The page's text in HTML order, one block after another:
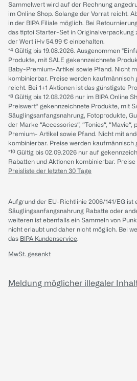
Sammelwert wird auf der Rechnung
im Online Shop. Solange der Vorrat reicht.
in der BIPA Filiale möglich. Bei
das tiptoi Starter-Set in Originalverpackung
der Wert iHv 54.99 € einbehalten.
*⁴ Gültig bis 19.08.2026. Ausgenommen
Produkte, mit SALE gekennzeichnete
Baby-Premium-Artikel sowie Pfand. Nicht
kombinierbar. Preise werden kaufmännisch
reicht. Bei 1+1 Aktionen ist das günstigste
*⁸ Gültig bis 12.08.2026 nur im BIPA Online
Preiswert“ gekennzeichnete Produkte, mit
Säuglingsanfangsnahrung, Fotoprodukte,
der Marke “Accessories“, “Tonies“,
Premium- Artikel sowie Pfand. Nicht mit
kombinierbar. Preise werden kaufmännisch
*¹⁰ Gültig bis 02.09.2026 nur auf
Rabatten und Aktionen kombinierbar.
Preisliste der letzten 30 Tage
Aufgrund der EU-Richtlinie 2006/141/EG ist
Säuglingsanfangsnahrung Rabatte oder
weiteren ist ebenfalls ein Sammeln von
nicht erlaubt und daher nicht möglich. Bei
das BIPA Kundenservice.
MwSt. gesenkt
Meldung möglicher illegaler